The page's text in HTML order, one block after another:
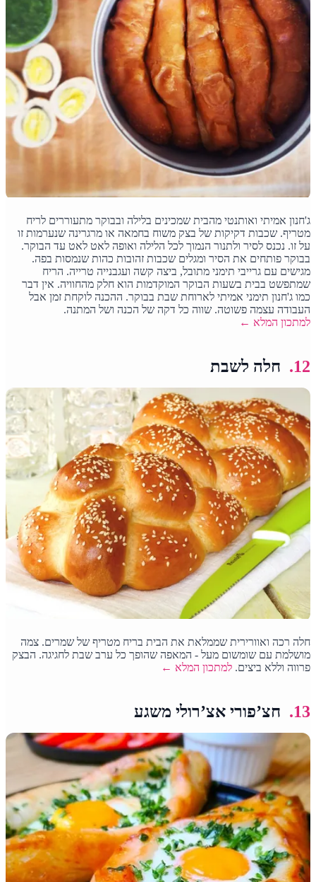
ג'חנון אמיתי ואותנטי מהבית שמכינים בלילה ובבוקר מתעוררים לריח
מטריף. שכבות דקיקות של בצק משוח בחמאה או מרגרינה שנערמות זו
על זו. נכנס לסיר ולתנור הנמוך לכל הלילה ואופה לאט לאט עד הבוקר.
בבוקר פותחים את הסיר ומגלים שכבות זהובות כהות שנמסות בפה.
מגישים עם גרייבי תימני מתובל, ביצה קשה ועגבנייה טרייה. הריח
שמתפשט בבית בשעות הבוקר המוקדמות הוא חלק מהחוויה. אין דבר
כמו ג'חנון תימני אמיתי לארוחת שבת בבוקר. ההכנה לוקחת זמן אבל
העבודה עצמה פשוטה. שווה כל דקה של הכנה ושל המתנה.
למתכון המלא ←
12. חלה לשבת
חלה רכה ואוורירית שממלאת את הבית בריח מטריף של שמרים. צמה
מושלמת עם שומשום מעל - המאפה שהופך כל ערב שבת לחגיגה. הבצק
פרווה וללא ביצים.למתכון המלא ←
13. חצ’פורי אצ’רולי משגע